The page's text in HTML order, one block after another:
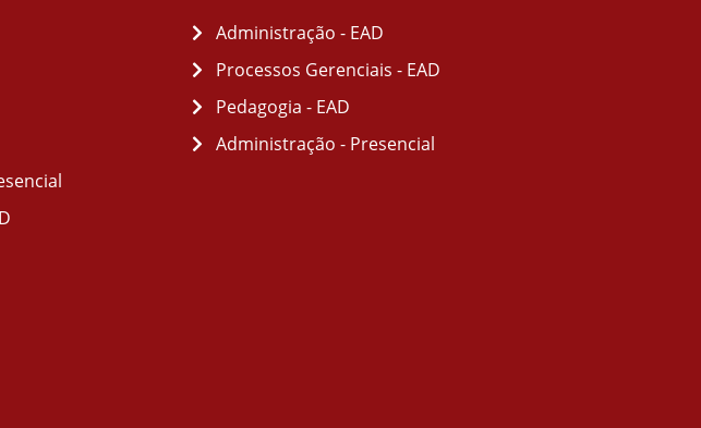
Administração - EAD
Processos Gerenciais - EAD
Pedagogia - EAD
Administração - Presencial